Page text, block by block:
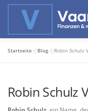
Zum
PROFIWISSEN
Startseite »Blog »Robin Schulz
Robin Schulz